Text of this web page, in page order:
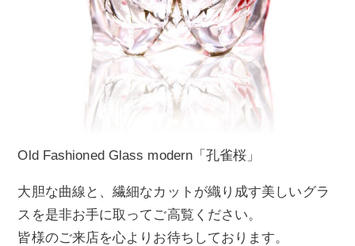
Old Fashioned Glass modern「孔雀桜」
大胆な曲線と、繊細なカットが織り成す美しいグラ
スを是非お手に取ってご高覧ください。
皆様のご来店を心よりお待ちしております。